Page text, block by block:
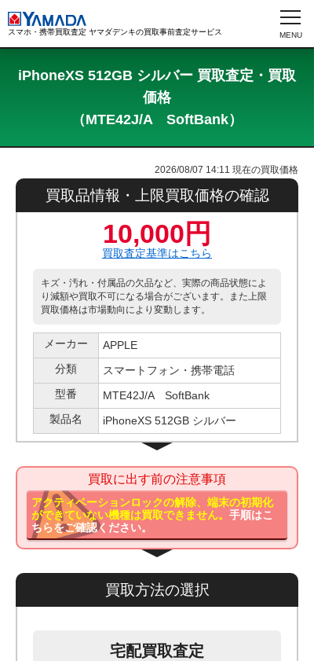
スマホ・携帯買取査定 ヤマダデンキの買取事前査定サービス
iPhoneXS 512GB シルバー 買取査定・買取
価格
（MTE42J/A SoftBank）
2026/08/07 14:11 現在の買取価格
買取品情報・上限買取価格の確認
10,000円
買取査定基準はこちら
キズ・汚れ・付属品の欠品など、実際の商品状態によ
り減額や買取不可になる場合がございます。また上限
買取価格は市場動向により変動します。
メーカー
APPLE
分類
スマートフォン・携帯電話
型番
MTE42J/A SoftBank
製品名
iPhoneXS 512GB シルバー
買取に出す前の注意事項
アクティベーションロックの解除、端末の初期化
ができていない機種は買取できません。手順はこ
ちらをご確認ください。
買取方法の選択
宅配買取査定